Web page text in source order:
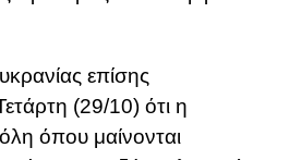
επίσης
(29/10) ότι η
όπου μαίνονται